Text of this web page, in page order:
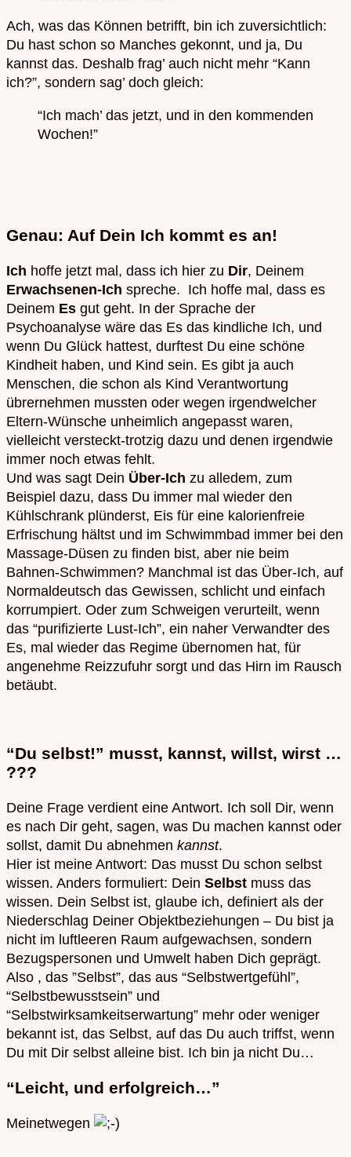
Ach, was das Können betrifft, bin ich zuversichtlich:
Du hast schon so Manches gekonnt, und ja, Du
kannst das. Deshalb frag’ auch nicht mehr “Kann
ich?”, sondern sag’ doch gleich:
“Ich mach’ das jetzt, und in den kommenden
Wochen!”
Genau: Auf Dein Ich kommt es an!
Ich hoffe jetzt mal, dass ich hier zu Dir, Deinem
Erwachsenen-Ich spreche. Ich hoffe mal, dass es
Deinem Es gut geht. In der Sprache der
Psychoanalyse wäre das Es das kindliche Ich, und
wenn Du Glück hattest, durftest Du eine schöne
Kindheit haben, und Kind sein. Es gibt ja auch
Menschen, die schon als Kind Verantwortung
übrernehmen mussten oder wegen irgendwelcher
Eltern-Wünsche unheimlich angepasst waren,
vielleicht versteckt-trotzig dazu und denen irgendwie
immer noch etwas fehlt.
Und was sagt Dein Über-Ich zu alledem, zum
Beispiel dazu, dass Du immer mal wieder den
Kühlschrank plünderst, Eis für eine kalorienfreie
Erfrischung hältst und im Schwimmbad immer bei den
Massage-Düsen zu finden bist, aber nie beim
Bahnen-Schwimmen? Manchmal ist das Über-Ich, auf
Normaldeutsch das Gewissen, schlicht und einfach
korrumpiert. Oder zum Schweigen verurteilt, wenn
das “purifizierte Lust-Ich”, ein naher Verwandter des
Es, mal wieder das Regime übernomen hat, für
angenehme Reizzufuhr sorgt und das Hirn im Rausch
betäubt.
“Du selbst!” musst, kannst, willst, wirst …
???
Deine Frage verdient eine Antwort. Ich soll Dir, wenn
es nach Dir geht, sagen, was Du machen kannst oder
sollst, damit Du abnehmen kannst.
Hier ist meine Antwort: Das musst Du schon selbst
wissen. Anders formuliert: Dein Selbst muss das
wissen. Dein Selbst ist, glaube ich, definiert als der
Niederschlag Deiner Objektbeziehungen – Du bist ja
nicht im luftleeren Raum aufgewachsen, sondern
Bezugspersonen und Umwelt haben Dich geprägt.
Also , das ”Selbst”, das aus “Selbstwertgefühl”,
“Selbstbewusstsein” und
“Selbstwirksamkeitserwartung” mehr oder weniger
bekannt ist, das Selbst, auf das Du auch triffst, wenn
Du mit Dir selbst alleine bist. Ich bin ja nicht Du…
“Leicht, und erfolgreich…”
Meinetwegen